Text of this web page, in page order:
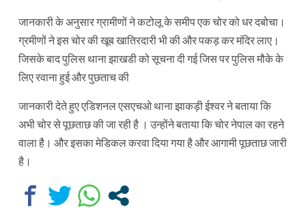
जानकारी के अनुसार ग्रामीणों ने कटोलू के समीप एक चोर को धर दबोचा।
ग्रमीणों ने इस चोर की खूब खातिरदारी भी की और पकड़ कर मंदिर लाए।
जिसके बाद पुलिस थाना झाखडी को सूचना दी गई जिस पर पुलिस मौके के
लिए रवाना हुई और पुछताच की
जानकारी देते हुए एडिशनल एसएचओ थाना झाकड़ी ईश्वर ने बताया कि
अभी चोर से पूछताछ की जा रही है । उन्होंने बताया कि चोर नेपाल का रहने
वाला है। और इसका मेडिकल करवा दिया गया है और आगामी पूछताछ जारी
है।